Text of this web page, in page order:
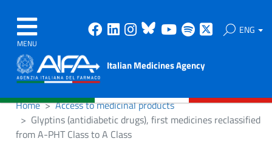
MENU
Facebook
Linkedin
Instagram
Bluesky
Youtube
Spotify ENG
Italian Medicines Agency
Home
Access to medicinal products
Glyptins (antidiabetic drugs), first medicines reclassified
from A-PHT Class to A Class